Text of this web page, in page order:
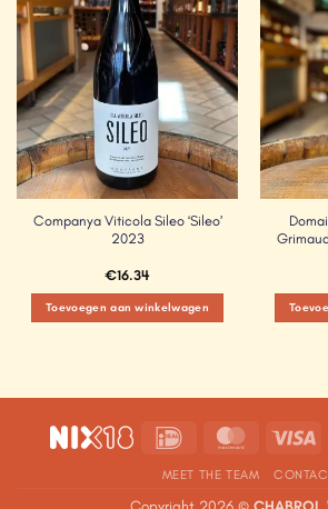
Companya Viticola Sileo ‘Sileo’
2023
€16.34
Toevoegen aan winkelwagen
IDeal MasterCard
MEET THE TEAM